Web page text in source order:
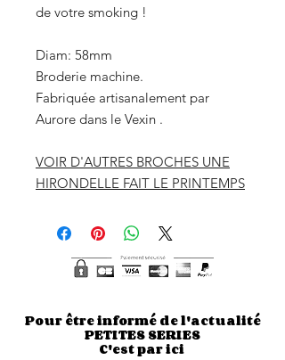
de votre smoking !
Diam: 58mm
Broderie machine.
Fabriquée artisanalement par
Aurore dans le Vexin .
VOIR D'AUTRES BROCHES UNE
HIRONDELLE FAIT LE PRINTEMPS
Pour être informé de l'actualité
PETITES SERIES
C'est par ici